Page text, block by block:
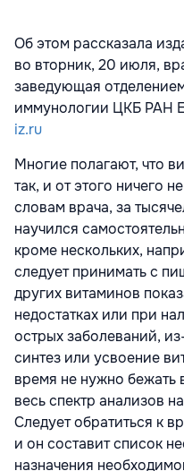
Об этом рассказала
во вторник, 20 июля,
заведующая
иммунологии ЦКБ РАН
iz.ru
Многие полагают, что
так, и от этого ничего
словам врача, за
научился
кроме нескольких,
следует принимать с
других витаминов
недостатках или при
острых заболеваний,
синтез или усвоение
время не нужно бежать
весь спектр анализов
Следует обратиться к
и он составит список
назначения